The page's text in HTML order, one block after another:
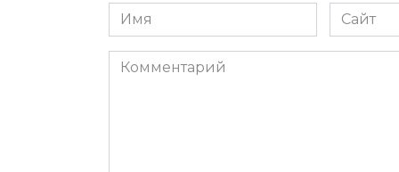
Имя
*
Сайт
Комментарий